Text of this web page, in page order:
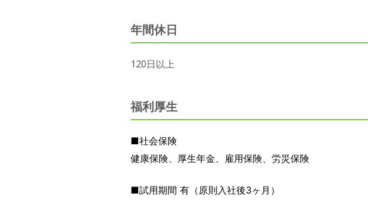
年間休日
120日以上
福利厚生
■社会保険
健康保険、厚生年金、雇用保険、労災保険
■試用期間 有（原則入社後3ヶ月）